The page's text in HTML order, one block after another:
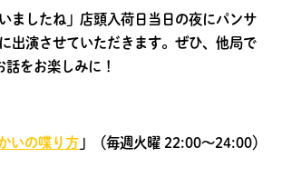
ましたね」店頭入荷日当日の夜にパンサ
出演させていただきます。ぜひ、他局で
をお楽しみに！
いの喋り方」（毎週火曜 22:00～24:00）